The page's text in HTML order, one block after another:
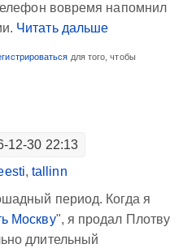
вовремя напомнил
Читать дальше
для того, чтобы
12-30 22:13
,tallinn
период. Когда я
Москву", я продал Плотву
длительный